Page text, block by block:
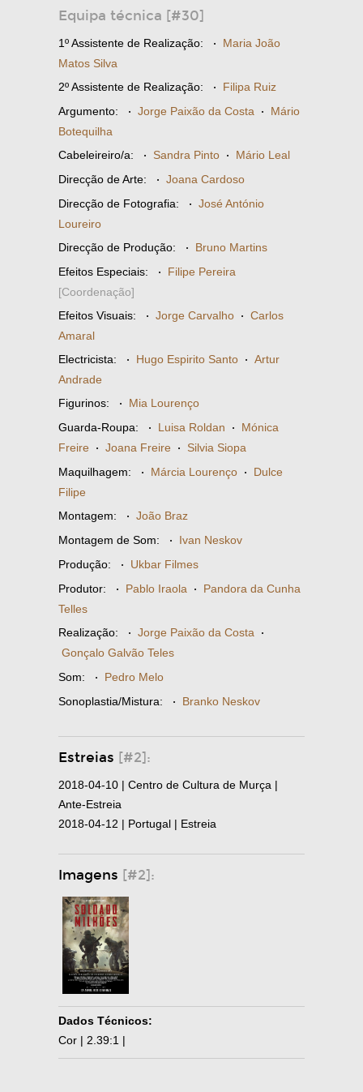
Equipa técnica [#30]
1º Assistente de Realização: · Maria João
Matos Silva
2º Assistente de Realização: · Filipa Ruiz
Argumento: · Jorge Paixão da Costa · Mário
Botequilha
Cabeleireiro/a: · Sandra Pinto · Mário Leal
Direcção de Arte: · Joana Cardoso
Direcção de Fotografia: · José António
Loureiro
Direcção de Produção: · Bruno Martins
Efeitos Especiais: · Filipe Pereira
[Coordenação]
Efeitos Visuais: · Jorge Carvalho · Carlos
Amaral
Electricista: · Hugo Espirito Santo · Artur
Andrade
Figurinos: · Mia Lourenço
Guarda-Roupa: · Luisa Roldan · Mónica
Freire · Joana Freire · Silvia Siopa
Maquilhagem: · Márcia Lourenço · Dulce
Filipe
Montagem: · João Braz
Montagem de Som: · Ivan Neskov
Produção: · Ukbar Filmes
Produtor: · Pablo Iraola · Pandora da Cunha
Telles
Realização: · Jorge Paixão da Costa ·
Gonçalo Galvão Teles
Som: · Pedro Melo
Sonoplastia/Mistura: · Branko Neskov
Estreias [#2]:
2018-04-10 | Centro de Cultura de Murça |
Ante-Estreia
2018-04-12 | Portugal | Estreia
Imagens [#2]:
Dados Técnicos:
Cor | 2.39:1 |